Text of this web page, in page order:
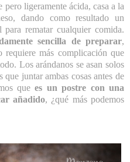
pero ligeramente ácida, casa a la
dando como resultado un
rematar cualquier comida.
sencilla de preparar,
requiere más complicación que
Los arándanos se asan solos
juntar ambas cosas antes de
quees un postre con una
añadido, ¿qué más podemos